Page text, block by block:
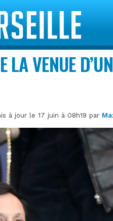
LA VENUE
à jour le 17 juin à 08h19 par